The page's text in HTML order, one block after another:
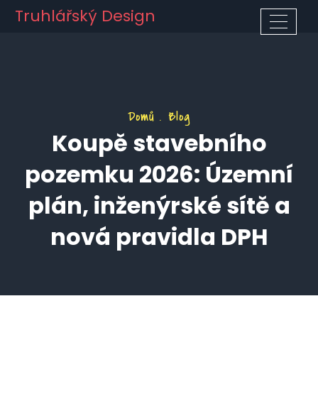
Truhlářský Design
Domů Blog
Koupě stavebního
pozemku 2026: Územní
plán, inženýrské sítě a
nová pravidla DPH